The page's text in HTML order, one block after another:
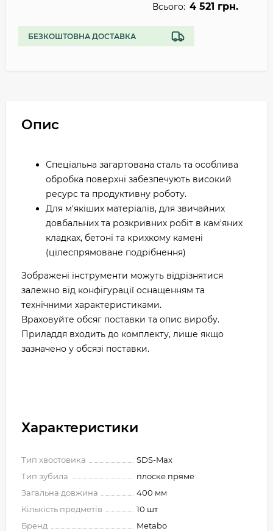
Всього: 4 521 грн.
БЕЗКОШТОВНА ДОСТАВКА
Опис
Спеціальна загартована сталь та особлива
обробка поверхні забезпечують високий
ресурс та продуктивну роботу.
Для м'якіших матеріалів, для звичайних
довбальних та розкривних робіт в кам'яних
кладках, бетоні та крихкому камені
(цілеспрямоване подрібнення)
Зображені інструменти можуть відрізнятися
залежно від конфігурації оснащенням та
технічними характеристиками.
Враховуйте обсяг поставки та опис виробу.
Приладдя входить до комплекту, лише якщо
зазначено у обсязі поставки.
Характеристики
Тип хвостовика
SDS-Max
Тип зубила
плоске пряме
Загальна довжина
400 мм
Кількість предметів
10 шт
Бренд
Metabo